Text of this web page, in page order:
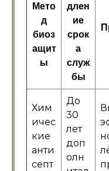
Мето
д
биоз
ащит
ы
длен
ие
срок
а
служ
бы
Хим
ичес
кие
анти
септ
До
30
лет
доп
олн